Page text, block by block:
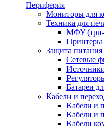
Периферия
Мониторы для
Техника для
МФУ
Принтеры
Защита питания
Сетевые
Батареи
Кабели и
Кабели и
Кабели и
Кабели